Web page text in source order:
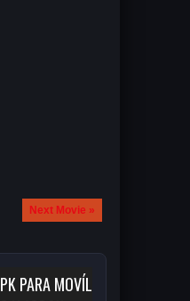
Next Movie »
PARA MOVÍL